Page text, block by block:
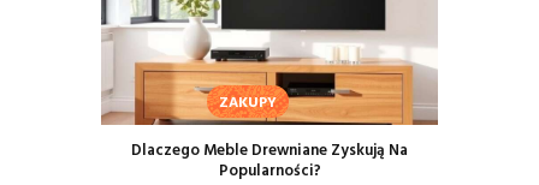
ZAKUPY
Dlaczego Meble Drewniane Zyskują Na
Popularności?